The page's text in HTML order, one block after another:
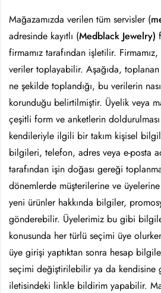
Mağazamızda verilen tüm servisler (
adresinde kayıtlı (Medblack Jewelry)
firmamız tarafından işletilir.
veriler toplayabilir. Aşağıda,
ne şekilde toplandığı, bu verilerin
korunduğu belirtilmiştir. Üyelik veya
çeşitli form ve anketlerin
kendileriyle ilgili bir takım kişisel
bilgileri, telefon, adres veya e-posta
tarafından işin doğası gereği
dönemlerde müşterilerine ve
yeni ürünler hakkında bilgiler,
gönderebilir. Üyelerimiz bu gibi
konusunda her türlü seçimi üye
üye girişi yaptıktan sonra hesap
seçimi değiştirilebilir ya da kendisine
iletisindeki linkle bildirim yapabilir.